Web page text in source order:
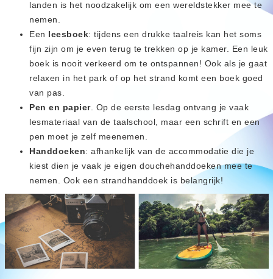
landen is het noodzakelijk om een wereldstekker mee te
nemen.
Een leesboek: tijdens een drukke taalreis kan het soms
fijn zijn om je even terug te trekken op je kamer. Een leuk
boek is nooit verkeerd om te ontspannen! Ook als je gaat
relaxen in het park of op het strand komt een boek goed
van pas.
Pen en papier. Op de eerste lesdag ontvang je vaak
lesmateriaal van de taalschool, maar een schrift en een
pen moet je zelf meenemen.
Handdoeken: afhankelijk van de accommodatie die je
kiest dien je vaak je eigen douchehanddoeken mee te
nemen. Ook een strandhanddoek is belangrijk!